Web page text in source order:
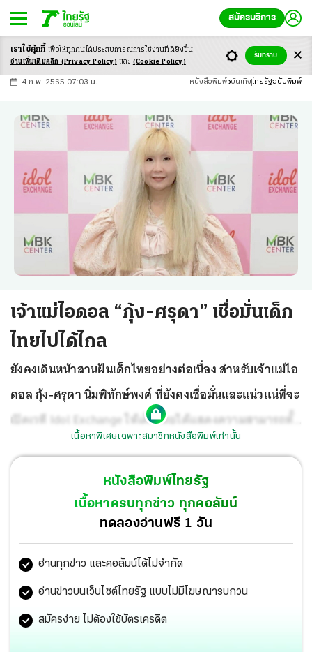
สมัครบริการ
-ก ก ก+
4 ก.พ. 2565 07:03 น. หนังสือพิมพ์ บันเทิง ไทยรัฐฉบับพิมพ์
เจ้าแม่ไอดอล “กุ้ง-ศรุดา” เชื่อมั่นเด็ก
ไทยไปได้ไกล
ยังคงเดินหน้าสานฝันเด็กไทยอย่างต่อเนื่อง สำหรับเจ้าแม่ไอ
ดอล กุ้ง-ศรุดา นิ่มพิทักษ์พงศ์ ที่ยังคงเชื่อมั่นและแน่วแน่ที่จะ
เปิดเวที Idol Exchange ให้เด็กไทยได้แสดงความสามารถทั้ง
ด้านการร้อง การเต้น และการโชว์บนเวที หวังว่าวันหนึ่งเหล่า
T-POP จะไปโลดแล่นบนเวทีโลก!!!
เนื้อหาพิเศษเฉพาะสมาชิกหนังสือพิมพ์เท่านั้น
หนังสือพิมพ์ไทยรัฐ
เนื้อหาครบทุกข่าว ทุกคอลัมน์
ทดลองอ่านฟรี 1 วัน
อ่านทุกข่าว และคอลัมน์ได้ไม่จำกัด
อ่านข่าวบนเว็บไซต์ไทยรัฐ แบบไม่มีโฆษณารบกวน
สมัครง่าย ไม่ต้องใช้บัตรเครดิต
เราใช้คุ้กกี้ เพื่อให้ทุกคนได้ประสบการณ์การใช้งานที่ดียิ่งขึ้น
อ่านเพิ่มเติมคลิก (Privacy Policy) และ (Cookie Policy)
รับทราบ